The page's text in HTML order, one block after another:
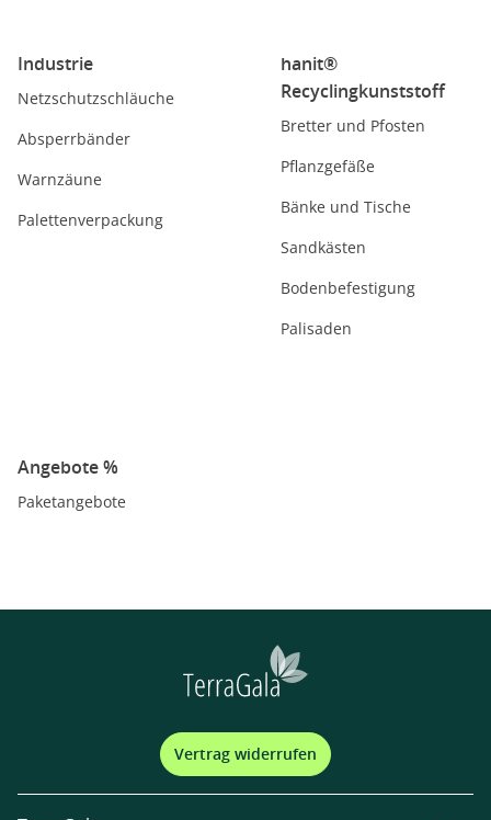
Industrie
Netzschutzschläuche
Absperrbänder
Warnzäune
Palettenverpackung
hanit®
Recyclingkunststoff
Bretter und Pfosten
Pflanzgefäße
Bänke und Tische
Sandkästen
Bodenbefestigung
Palisaden
Angebote %
Paketangebote
Vertrag widerrufen